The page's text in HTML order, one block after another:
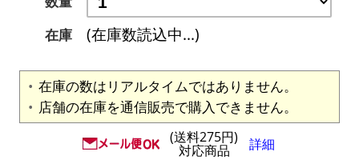
在庫
(在庫数読込中...)
在庫の数はリアルタイムではありません。
店舗の在庫を通信販売で購入できません。
(送料275円)
対応商品 詳細